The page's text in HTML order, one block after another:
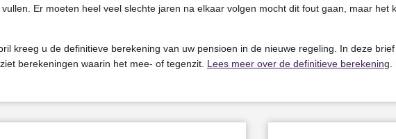
Er moeten heel veel slechte jaren na elkaar volgen mocht dit fout gaan, maar het
kreeg u de definitieve berekening van uw pensioen in de nieuwe regeling. In deze
berekeningen waarin het mee- of tegenzit. Lees meer over de definitieve berekening